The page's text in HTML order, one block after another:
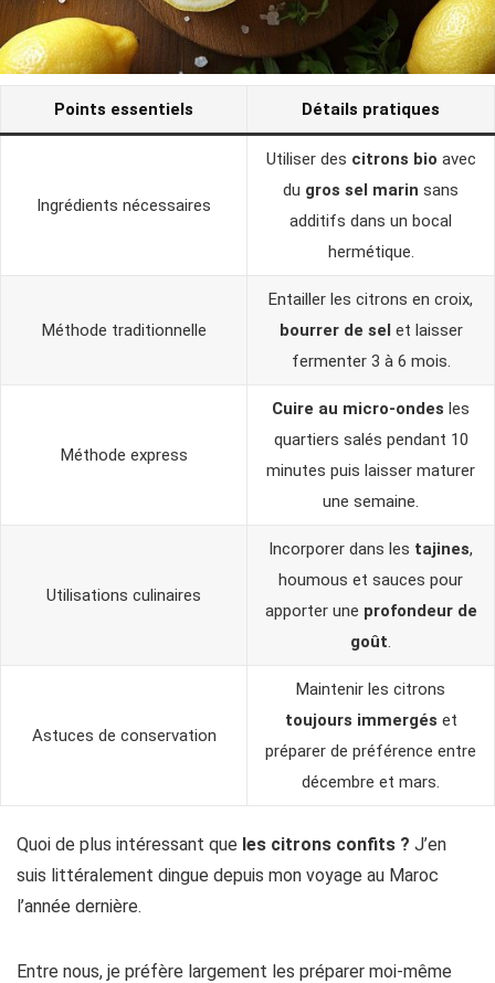
Points essentiels Détails pratiques
Ingrédients nécessaires
Utiliser des citrons bio avec
du gros sel marin sans
additifs dans un bocal
hermétique.
Méthode traditionnelle
Entailler les citrons en croix,
bourrer de sel et laisser
fermenter 3 à 6 mois.
Méthode express
Cuire au micro-ondes les
quartiers salés pendant 10
minutes puis laisser maturer
une semaine.
Utilisations culinaires
Incorporer dans les tajines,
houmous et sauces pour
apporter une profondeur de
goût.
Astuces de conservation
Maintenir les citrons
toujours immergés et
préparer de préférence entre
décembre et mars.
Quoi de plus intéressant que les citrons confits ? J’en
suis littéralement dingue depuis mon voyage au Maroc
l’année dernière.
Entre nous, je préfère largement les préparer moi-même